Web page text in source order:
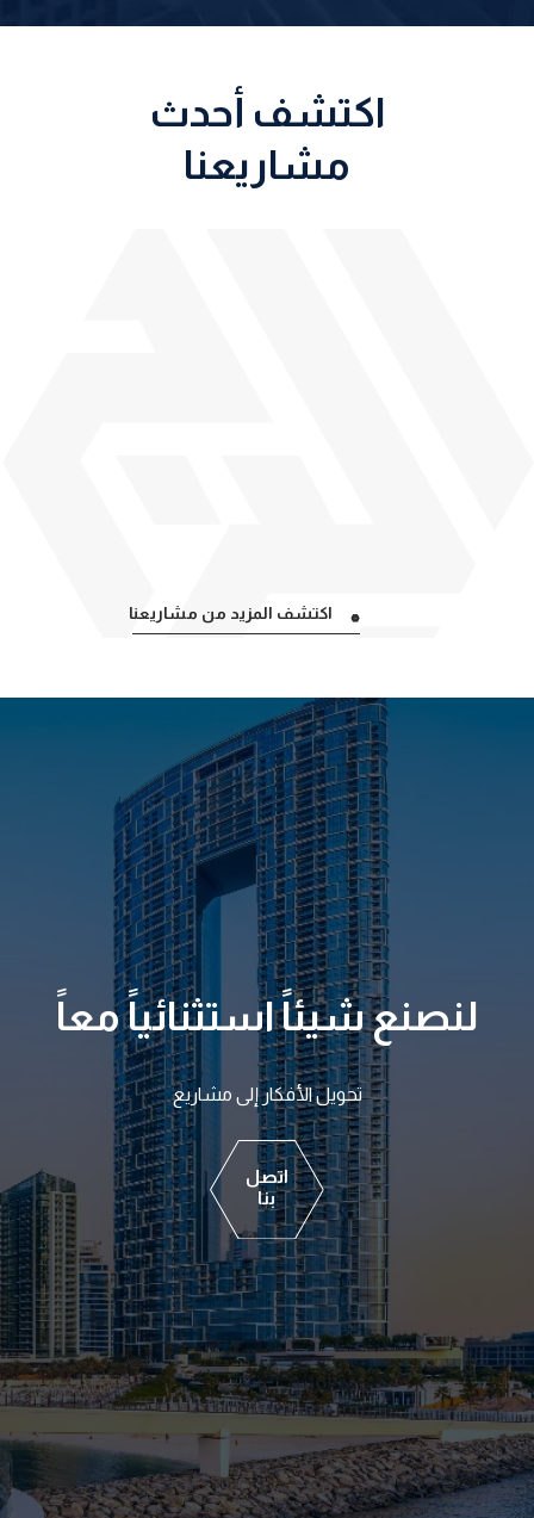
اكتشف أحدث
مشاريعنا
برج روز
اكتشف المزيد من مشاريعنا
لنصنع شيئاً استثنائياً معاً
تحويل الأفكار إلى مشاريع
اتصل
بنا